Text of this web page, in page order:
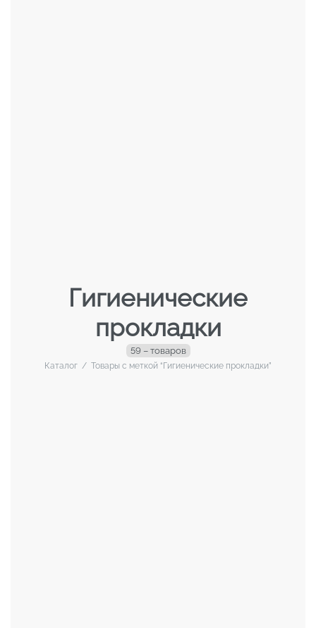
Гигиенические
прокладки
59 – товаров
Каталог / Товары с меткой “Гигиенические прокладки”